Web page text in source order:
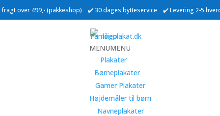
fragt over 499,- (pakkeshop) ✔️ 30 dages bytteservice ✔️ Levering 2-5
MENUMENU
Plakater
Børneplakater
Gamer Plakater
Højdemåler til børn
Navneplakater